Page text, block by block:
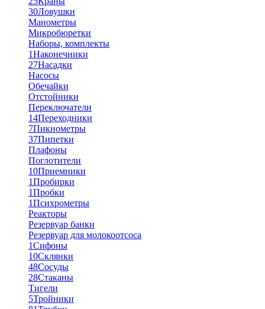
30Ловушки
Манометры
Микробюретки
Наборы, комплекты
1Наконечники
27Насадки
Насосы
Обечайки
Отстойники
Переключатели
14Переходники
7Пикнометры
37Пипетки
Плафоны
Поглотители
10Приемники
1Пробирки
1Пробки
1Психрометры
Реакторы
Резервуар банки
Резервуар для молокоотсоса
1Сифоны
10Склянки
48Сосуды
28Стаканы
Тигели
5Тройники